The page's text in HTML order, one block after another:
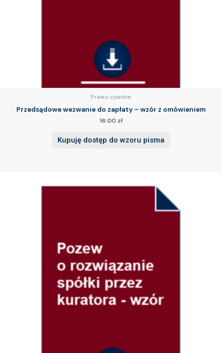
Prawo cywilne
Przedsądowe wezwanie do zapłaty – wzór z omówieniem
16.00 zł
Kupuję dostęp do wzoru pisma